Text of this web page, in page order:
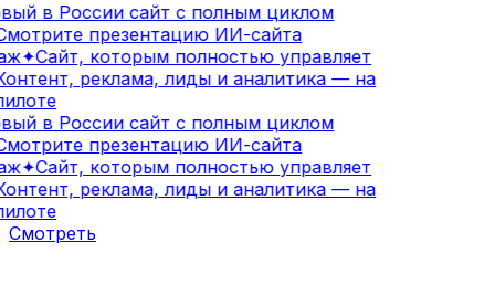
в России сайт с полным циклом
презентацию ИИ-сайта
✦Сайт, которым полностью управляет
реклама, лиды и аналитика — на
в России сайт с полным циклом
презентацию ИИ-сайта
✦Сайт, которым полностью управляет
реклама, лиды и аналитика — на
Смотреть